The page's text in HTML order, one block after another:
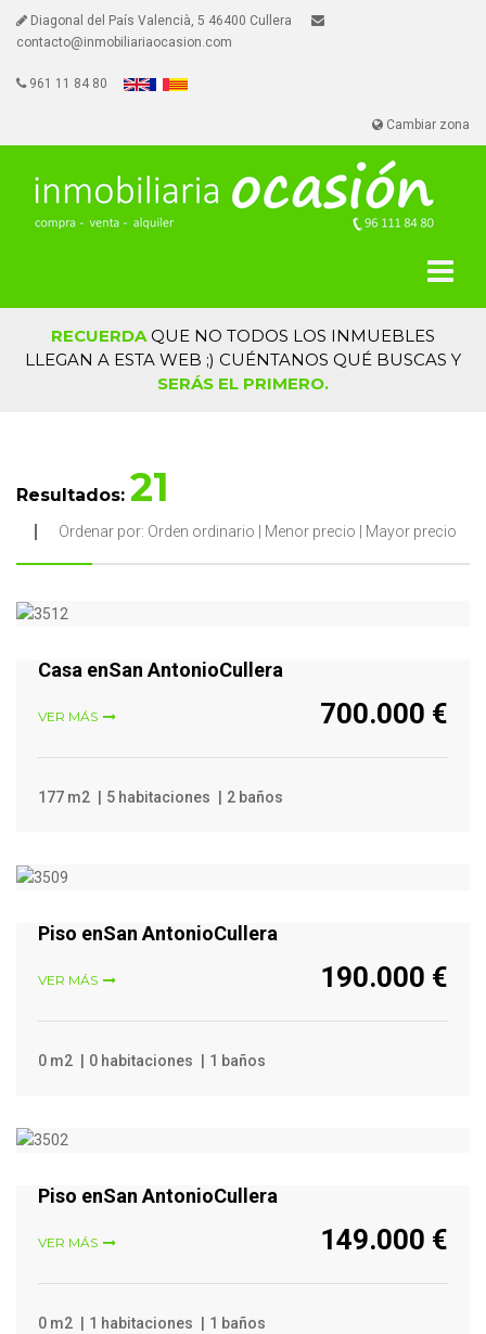
Diagonal del País Valencià, 5 46400 Cullera
contacto@inmobiliariaocasion.com
961 11 84 80
Cambiar zona
RECUERDAQUE NO TODOS LOS INMUEBLES
LLEGAN A ESTA WEB ;) CUÉNTANOS QUÉ BUSCAS Y
SERÁS EL PRIMERO.
Resultados: 21
Ordenar por: Orden ordinario Menor precio Mayor precio
Casa enSan AntonioCullera
VER MÁS 700.000 €
177 m2 5 habitaciones 2 baños
Piso enSan AntonioCullera
VER MÁS 190.000 €
0 m2 0 habitaciones 1 baños
Piso enSan AntonioCullera
VER MÁS 149.000 €
0 m2 1 habitaciones 1 baños